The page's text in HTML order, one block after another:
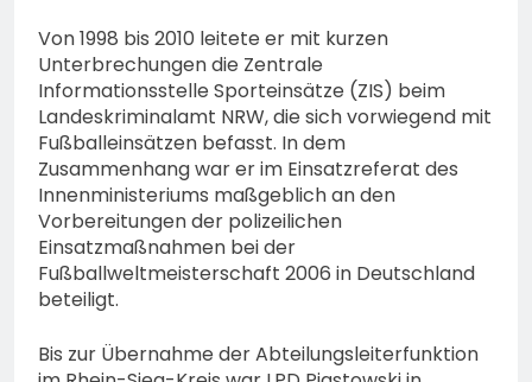
Von 1998 bis 2010 leitete er mit kurzen
Unterbrechungen die Zentrale
Informationsstelle Sporteinsätze (ZIS) beim
Landeskriminalamt NRW, die sich vorwiegend mit
Fußballeinsätzen befasst. In dem
Zusammenhang war er im Einsatzreferat des
Innenministeriums maßgeblich an den
Vorbereitungen der polizeilichen
Einsatzmaßnahmen bei der
Fußballweltmeisterschaft 2006 in Deutschland
beteiligt.
Bis zur Übernahme der Abteilungsleiterfunktion